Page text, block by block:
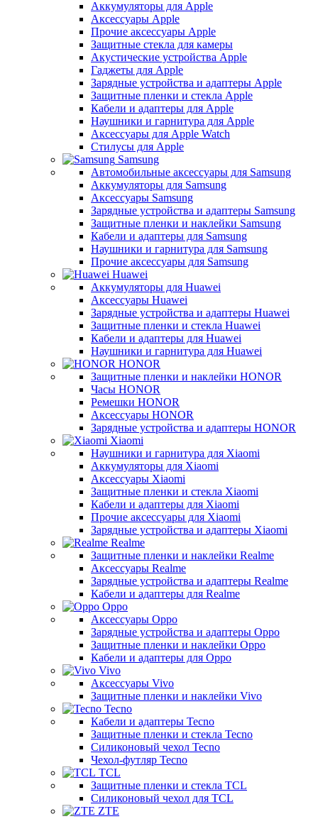
Аккумуляторы для Apple
Аксессуары Apple
Прочие аксессуары Apple
Защитные стекла для камеры
Акустические устройства Apple
Гаджеты для Apple
Зарядные устройства и адаптеры Apple
Защитные пленки и стекла Apple
Кабели и адаптеры для Apple
Наушники и гарнитура для Apple
Аксессуары для Apple Watch
Стилусы для Apple
Samsung
Автомобильные аксессуары для Samsung
Аккумуляторы для Samsung
Аксессуары Samsung
Зарядные устройства и адаптеры Samsung
Защитные пленки и наклейки Samsung
Кабели и адаптеры для Samsung
Наушники и гарнитура для Samsung
Прочие аксессуары для Samsung
Huawei
Аккумуляторы для Huawei
Аксессуары Huawei
Зарядные устройства и адаптеры Huawei
Защитные пленки и стекла Huawei
Кабели и адаптеры для Huawei
Наушники и гарнитура для Huawei
HONOR
Защитные пленки и наклейки HONOR
Часы HONOR
Ремешки HONOR
Аксессуары HONOR
Зарядные устройства и адаптеры HONOR
Xiaomi
Наушники и гарнитура для Xiaomi
Аккумуляторы для Xiaomi
Аксессуары Xiaomi
Защитные пленки и стекла Xiaomi
Кабели и адаптеры для Xiaomi
Прочие аксессуары для Xiaomi
Зарядные устройства и адаптеры Xiaomi
Realme
Защитные пленки и наклейки Realme
Аксессуары Realme
Зарядные устройства и адаптеры Realme
Кабели и адаптеры для Realme
Oppo
Аксессуары Oppo
Зарядные устройства и адаптеры Oppo
Защитные пленки и наклейки Oppo
Кабели и адаптеры для Oppo
Vivo
Аксессуары Vivo
Защитные пленки и наклейки Vivo
Tecno
Кабели и адаптеры Tecno
Защитные пленки и стекла Tecno
Силиконовый чехол Tecno
Чехол-футляр Tecno
TCL
Защитные пленки и стекла TCL
Силиконовый чехол для TCL
ZTE